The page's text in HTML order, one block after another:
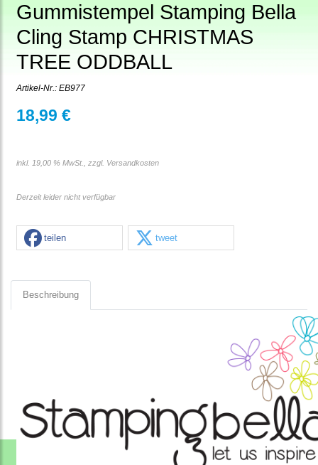
Gummistempel Stamping Bella
Cling Stamp CHRISTMAS
TREE ODDBALL
Artikel-Nr.: EB977
18,99 €
inkl. 19,00 % MwSt., zzgl. Versandkosten
Derzeit leider nicht verfügbar
teilen tweet
Beschreibung